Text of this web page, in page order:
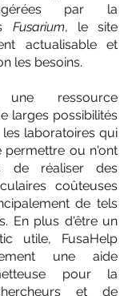
par la
Fusarium, le site
actualisable et
les besoins.
ressource
larges possibilités
laboratoires qui
permettre ou n'ont
de réaliser des
coûteuses
de tels
En plus d'être un
utile, FusaHelp
une aide
pour la
et de